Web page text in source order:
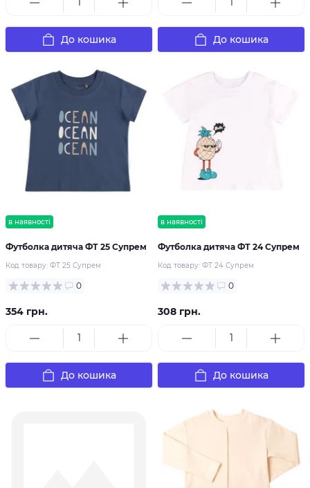
До кошика До кошика
в наявності
Футболка дитяча ФТ 25 Супрем
Код товару: ФТ 25 Супрем
0
354 грн.
До кошика
в наявності
Футболка дитяча ФТ 24 Супрем
Код товару: ФТ 24 Супрем
0
308 грн.
До кошика